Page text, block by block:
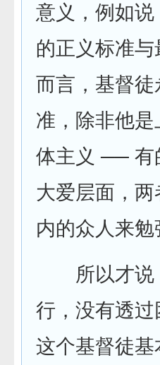
意义，例如
的正义标准
而言，基督
准，除非他
体主义 ── 有
大爱层面，
内的众人来
所以才说
行，没有透过
这个基督徒